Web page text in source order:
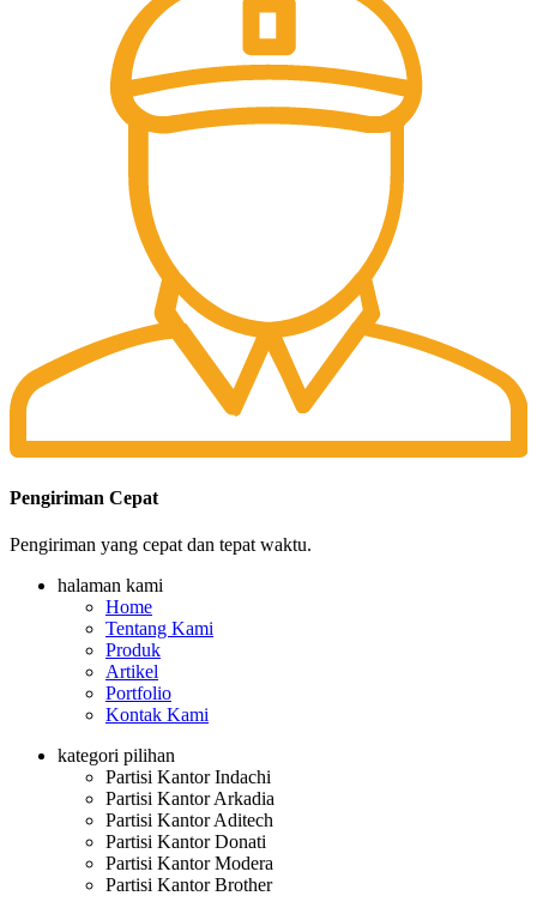
Pengiriman Cepat
Pengiriman yang cepat dan tepat waktu.
halaman kami
Home
Tentang Kami
Produk
Artikel
Portfolio
Kontak Kami
kategori pilihan
Partisi Kantor Indachi
Partisi Kantor Arkadia
Partisi Kantor Aditech
Partisi Kantor Donati
Partisi Kantor Modera
Partisi Kantor Brother